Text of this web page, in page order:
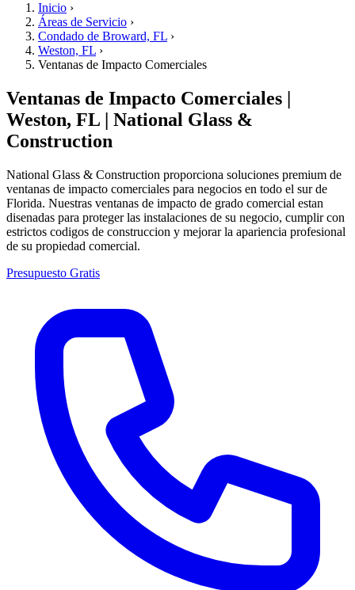
Inicio ›
Áreas de Servicio ›
Condado de Broward, FL ›
Weston, FL ›
Ventanas de Impacto Comerciales
Ventanas de Impacto Comerciales |
Weston, FL | National Glass &
Construction
National Glass & Construction proporciona soluciones premium de
ventanas de impacto comerciales para negocios en todo el sur de
Florida. Nuestras ventanas de impacto de grado comercial estan
disenadas para proteger las instalaciones de su negocio, cumplir con
estrictos codigos de construccion y mejorar la apariencia profesional
de su propiedad comercial.
Presupuesto Gratis